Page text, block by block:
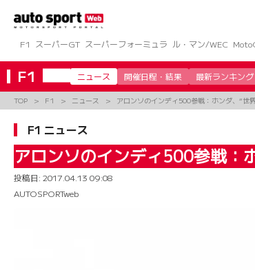
ツ
へ
ス
キ
ッ
F1
スーパーGT スーパーフォーミュラ ル・マン/WEC
F1 ニュース 開催日程・結果 最新ランキング
TOP F1 ニュース アロンソのインディ500参戦：ホンダ、“世
F1 ニュース
アロンソのインディ500参戦：
投稿日: 2017.04.13 09:08
AUTOSPORTweb